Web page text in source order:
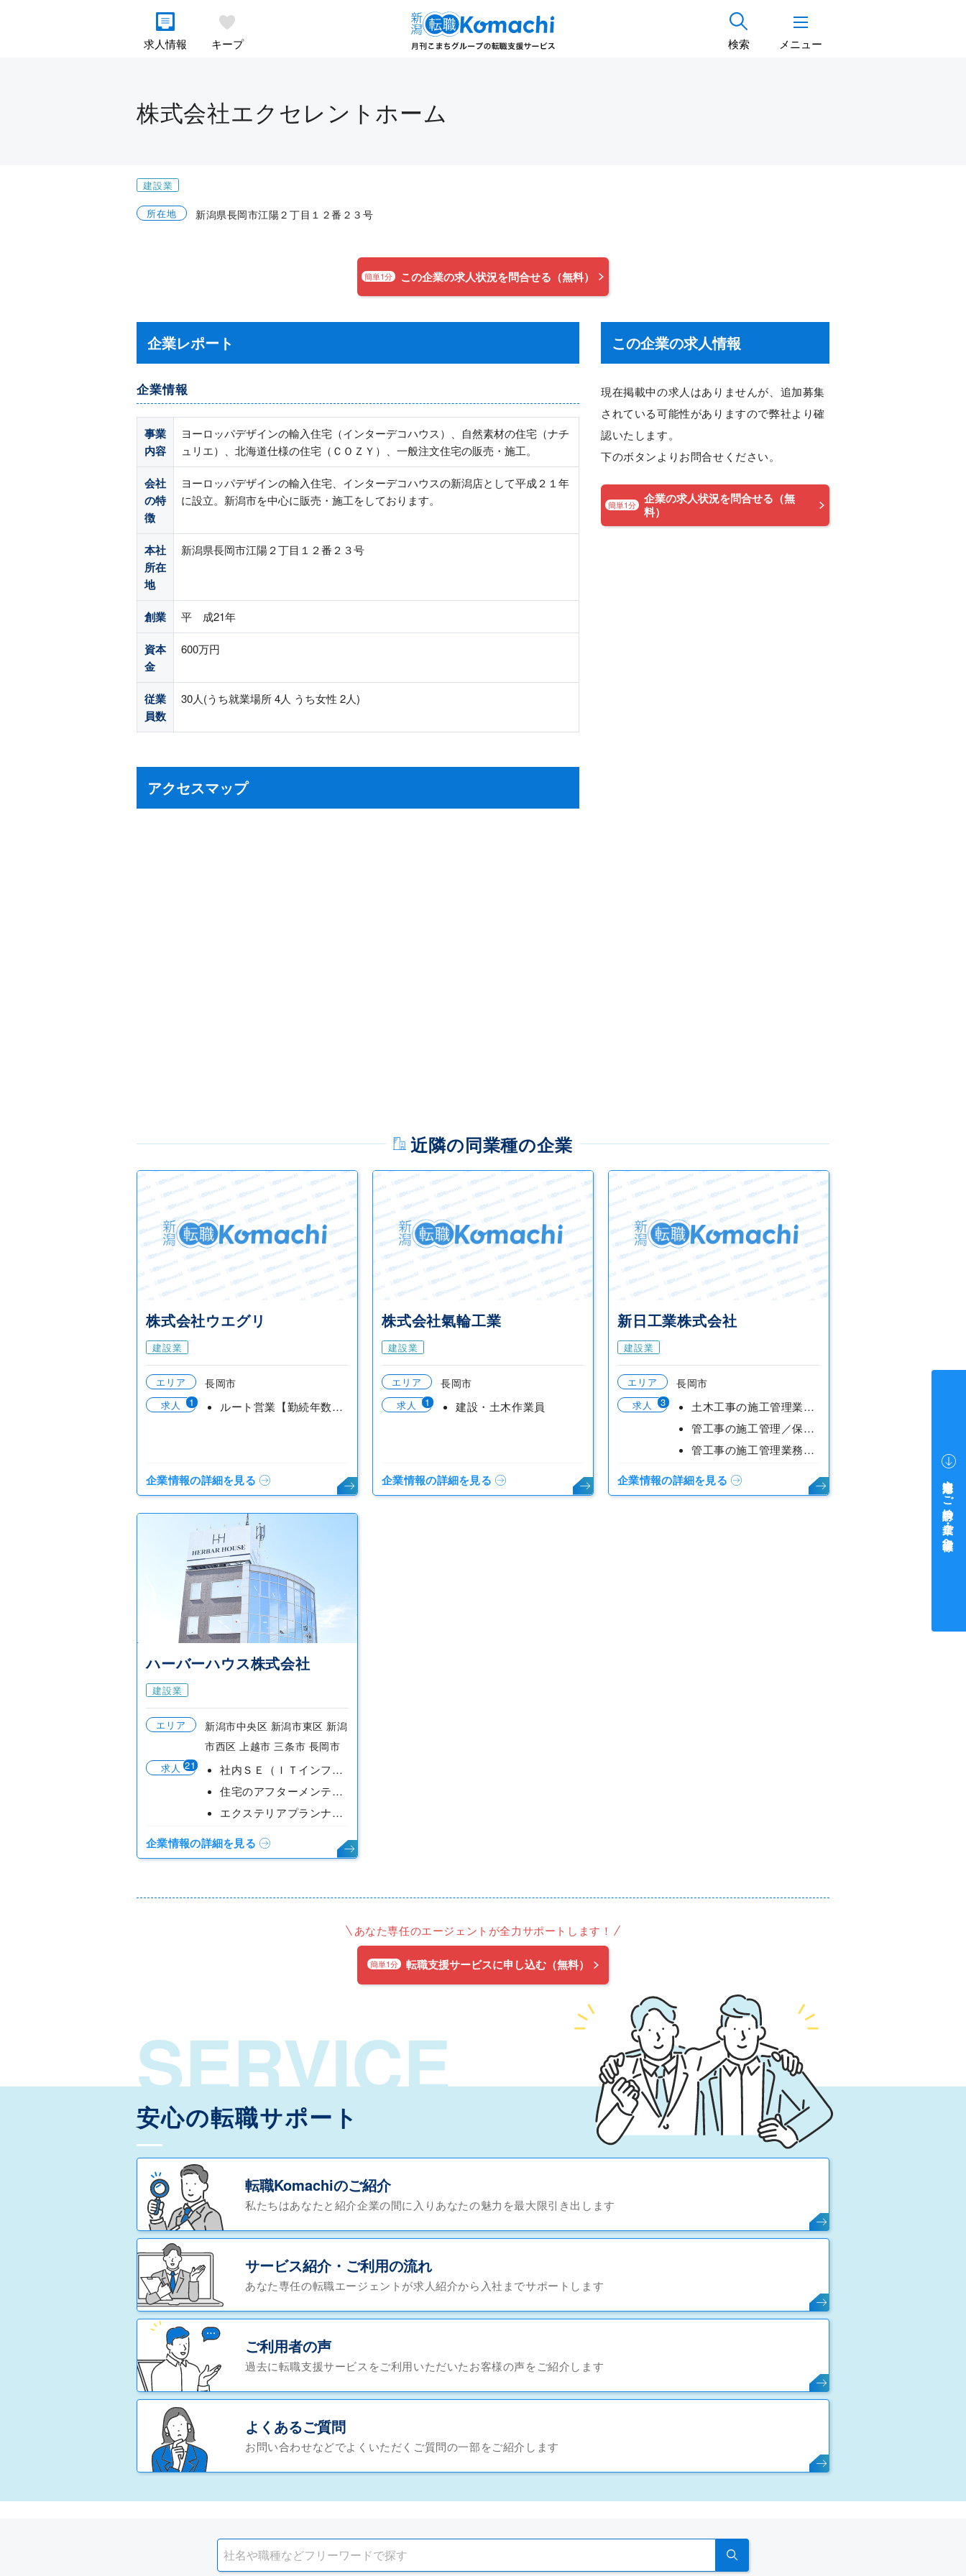
求人情報 キープ 検索 メニュー
株式会社エクセレントホーム
建設業
所在地 新潟県長岡市江陽２丁目１２番２３号
簡単1分 この企業の求人状況を問合せる（無料）
企業レポート
企業情報
事業
内容
ヨーロッパデザインの輸入住宅（インターデコハウス）、自然素材の住宅（ナチ
ュリエ）、北海道仕様の住宅（ＣＯＺＹ）、一般注文住宅の販売・施工。
会社
の特
徴
ヨーロッパデザインの輸入住宅、インターデコハウスの新潟店として平成２１年
に設立。新潟市を中心に販売・施工をしております。
本社
所在
地
新潟県長岡市江陽２丁目１２番２３号
創業 平 成21年
資本
金
600万円
従業
員数
30人(うち就業場所 4人 うち女性 2人)
アクセスマップ
この企業の求人情報
現在掲載中の求人はありませんが、追加募集
されている可能性がありますので弊社より確
認いたします。
下のボタンよりお問合せください。
簡単1分
企業の求人状況を問合せる（無
料）
近隣の同業種の企業
株式会社ウエグリ
建設業
エリア 長岡市
求人 1 ルート営業【勤続年数や成果に応じて昇進】
企業情報の詳細を見る
株式会社氣輪工業
建設業
エリア 長岡市
求人 1 建設・土木作業員
企業情報の詳細を見る
新日工業株式会社
建設業
エリア 長岡市
求人 3
土木工事の施工管理業務【経験者募集・高齢者活躍求人】
管工事の施工管理／保守業務【経験者募集・高齢者活躍求人】
管工事の施工管理業務【未経験者歓迎】
企業情報の詳細を見る
ハーバーハウス株式会社
建設業
エリア
新潟市中央区 新潟市東区 新潟
市西区 上越市 三条市 長岡市
求人 21
社内ＳＥ（ＩＴインフラ・ヘルプデスク）／中央区明石
住宅のアフターメンテナンス／東区山木戸
エクステリアプランナー（庭造り提案）／新潟市西区
企業情報の詳細を見る
あなた専任のエージェントが全力サポートします！
簡単1分 転職支援サービスに申し込む（無料）
SERVICE
安心の転職サポート
転職Komachiのご紹介
私たちはあなたと紹介企業の間に入りあなたの魅力を最大限引き出します
サービス紹介・ご利用の流れ
あなた専任の転職エージェントが求人紹介から入社までサポートします
ご利用者の声
過去に転職支援サービスをご利用いただいたお客様の声をご紹介します
よくあるご質問
お問い合わせなどでよくいただくご質問の一部をご紹介します
中途採用をご検討中の企業・ご担当者様へ